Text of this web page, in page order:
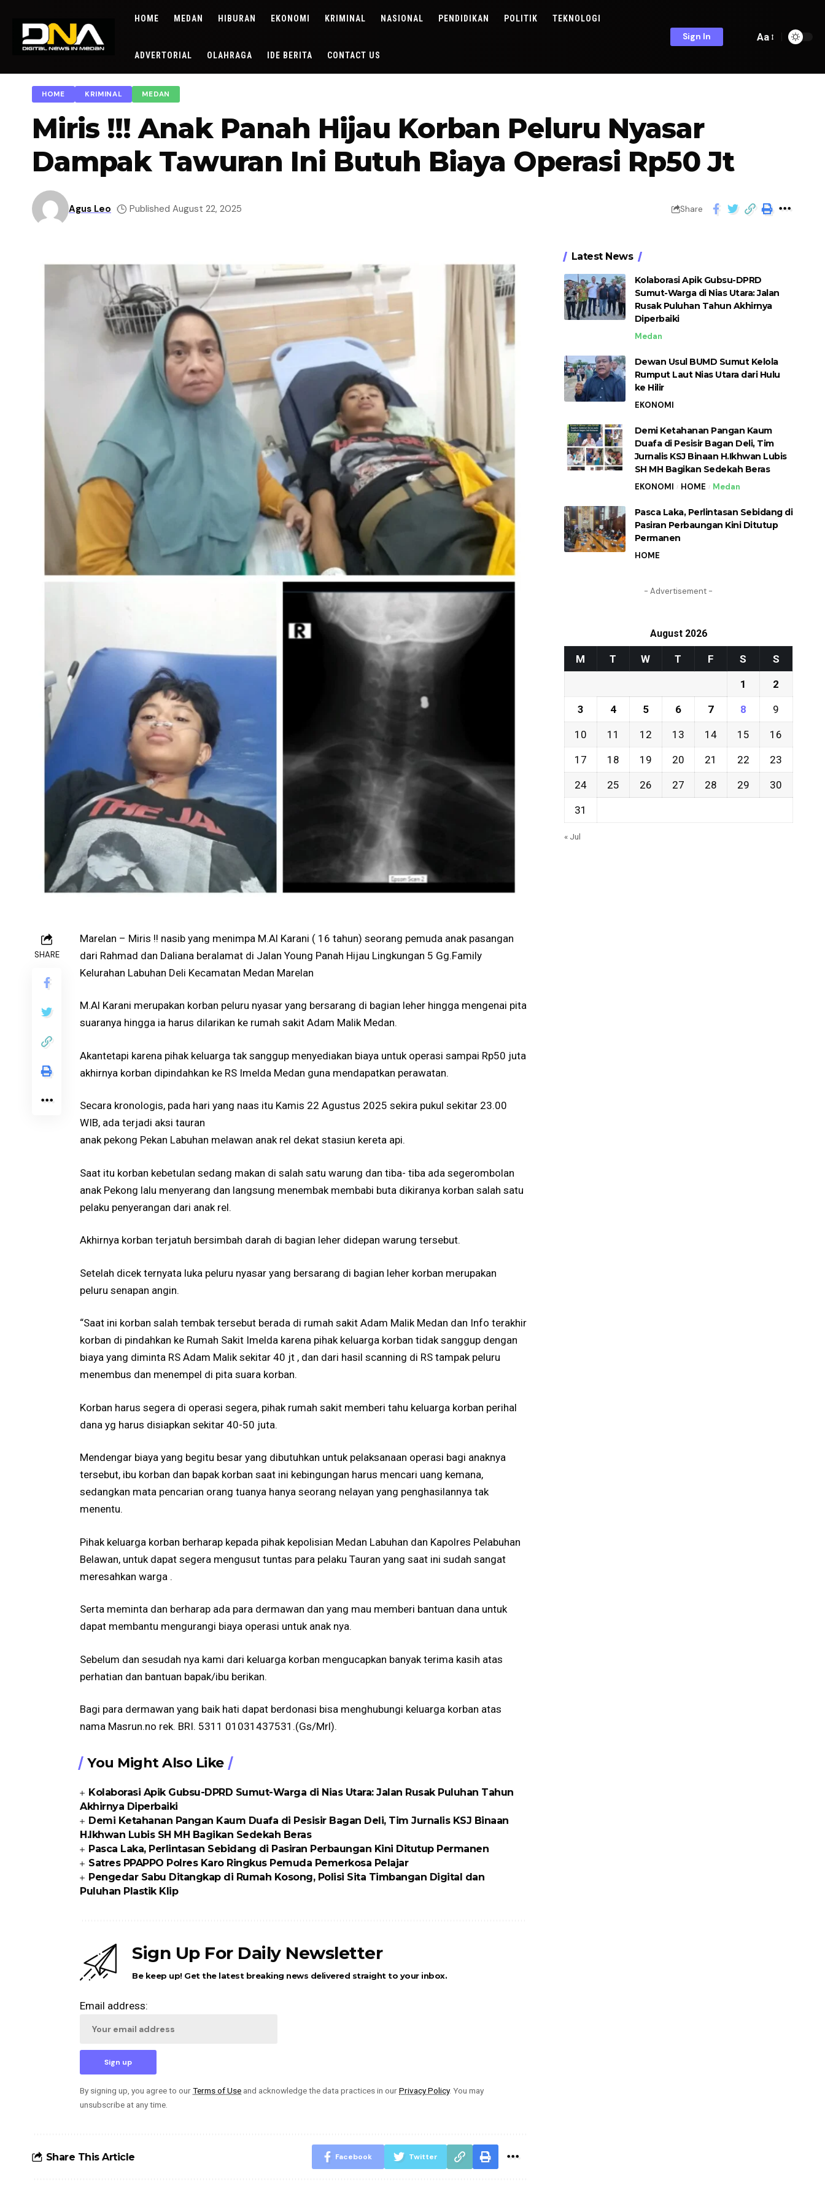
HOME MEDAN HIBURAN EKONOMI KRIMINAL NASIONAL PENDIDIKAN POLITIK TEKNOLOGI
ADVERTORIAL OLAHRAGA IDE BERITA CONTACT US
Sign In Aa
HOME KRIMINAL MEDAN
Miris !!! Anak Panah Hijau Korban Peluru Nyasar
Dampak Tawuran Ini Butuh Biaya Operasi Rp50 Jt
Agus Leo Published August 22, 2025 Share
SHARE
Marelan – Miris !! nasib yang menimpa M.Al Karani ( 16 tahun) seorang pemuda anak pasangan
dari Rahmad dan Daliana beralamat di Jalan Young Panah Hijau Lingkungan 5 Gg.Family
Kelurahan Labuhan Deli Kecamatan Medan Marelan
M.Al Karani merupakan korban peluru nyasar yang bersarang di bagian leher hingga mengenai pita
suaranya hingga ia harus dilarikan ke rumah sakit Adam Malik Medan.
Akantetapi karena pihak keluarga tak sanggup menyediakan biaya untuk operasi sampai Rp50 juta
akhirnya korban dipindahkan ke RS Imelda Medan guna mendapatkan perawatan.
Secara kronologis, pada hari yang naas itu Kamis 22 Agustus 2025 sekira pukul sekitar 23.00
WIB, ada terjadi aksi tauran
anak pekong Pekan Labuhan melawan anak rel dekat stasiun kereta api.
Saat itu korban kebetulan sedang makan di salah satu warung dan tiba- tiba ada segerombolan
anak Pekong lalu menyerang dan langsung menembak membabi buta dikiranya korban salah satu
pelaku penyerangan dari anak rel.
Akhirnya korban terjatuh bersimbah darah di bagian leher didepan warung tersebut.
Setelah dicek ternyata luka peluru nyasar yang bersarang di bagian leher korban merupakan
peluru senapan angin.
“Saat ini korban salah tembak tersebut berada di rumah sakit Adam Malik Medan dan Info terakhir
korban di pindahkan ke Rumah Sakit Imelda karena pihak keluarga korban tidak sanggup dengan
biaya yang diminta RS Adam Malik sekitar 40 jt , dan dari hasil scanning di RS tampak peluru
menembus dan menempel di pita suara korban.
Korban harus segera di operasi segera, pihak rumah sakit memberi tahu keluarga korban perihal
dana yg harus disiapkan sekitar 40-50 juta.
Mendengar biaya yang begitu besar yang dibutuhkan untuk pelaksanaan operasi bagi anaknya
tersebut, ibu korban dan bapak korban saat ini kebingungan harus mencari uang kemana,
sedangkan mata pencarian orang tuanya hanya seorang nelayan yang penghasilannya tak
menentu.
Pihak keluarga korban berharap kepada pihak kepolisian Medan Labuhan dan Kapolres Pelabuhan
Belawan, untuk dapat segera mengusut tuntas para pelaku Tauran yang saat ini sudah sangat
meresahkan warga .
Serta meminta dan berharap ada para dermawan dan yang mau memberi bantuan dana untuk
dapat membantu mengurangi biaya operasi untuk anak nya.
Sebelum dan sesudah nya kami dari keluarga korban mengucapkan banyak terima kasih atas
perhatian dan bantuan bapak/ibu berikan.
Bagi para dermawan yang baik hati dapat berdonasi bisa menghubungi keluarga korban atas
nama Masrun.no rek. BRI. 5311 01031437531.(Gs/Mrl).
You Might Also Like
Kolaborasi Apik Gubsu-DPRD Sumut-Warga di Nias Utara: Jalan Rusak Puluhan Tahun
Akhirnya Diperbaiki
Demi Ketahanan Pangan Kaum Duafa di Pesisir Bagan Deli, Tim Jurnalis KSJ Binaan
H.Ikhwan Lubis SH MH Bagikan Sedekah Beras
Pasca Laka, Perlintasan Sebidang di Pasiran Perbaungan Kini Ditutup Permanen
Satres PPAPPO Polres Karo Ringkus Pemuda Pemerkosa Pelajar
Pengedar Sabu Ditangkap di Rumah Kosong, Polisi Sita Timbangan Digital dan
Puluhan Plastik Klip
Sign Up For Daily Newsletter
Be keep up! Get the latest breaking news delivered straight to your inbox.
Email address:
By signing up, you agree to ourTerms of Use and acknowledge the data practices in ourPrivacy Policy. You may
unsubscribe at any time.
Share This Article Facebook Twitter
Latest News
Kolaborasi Apik Gubsu-DPRD
Sumut-Warga di Nias Utara: Jalan
Rusak Puluhan Tahun Akhirnya
Diperbaiki
Medan
Dewan Usul BUMD Sumut Kelola
Rumput Laut Nias Utara dari Hulu
ke Hilir
EKONOMI
Demi Ketahanan Pangan Kaum
Duafa di Pesisir Bagan Deli, Tim
Jurnalis KSJ Binaan H.Ikhwan Lubis
SH MH Bagikan Sedekah Beras
EKONOMI HOME Medan
Pasca Laka, Perlintasan Sebidang di
Pasiran Perbaungan Kini Ditutup
Permanen
HOME
- Advertisement -
August 2026
M T W T F S S
1 2
3 4 5 6 7 8 9
10 11 12 13 14 15 16
17 18 19 20 21 22 23
24 25 26 27 28 29 30
31
« Jul